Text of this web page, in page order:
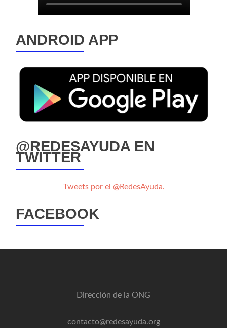
ANDROID APP
@REDESAYUDA EN
TWITTER
Tweets por el @RedesAyuda.
FACEBOOK
Dirección de la ONG
contacto@redesayuda.org